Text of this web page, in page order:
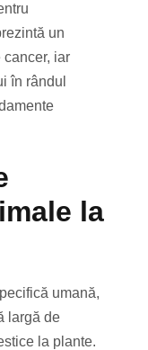
un
iar
în rândul
la
umană,
largă de
la plante.